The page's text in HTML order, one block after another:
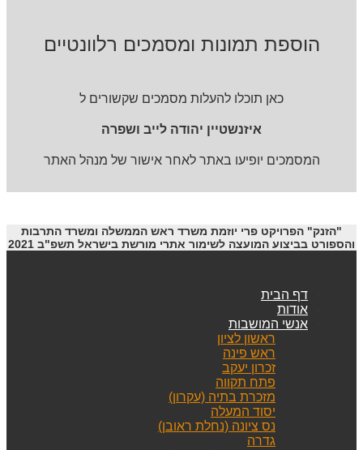
הוספת תמונות ומסמכים רלוונטיים
כאן תוכלו להעלות מסמכים שקשורים ל
איזנשטיין יהודה לייב ושפרה
המסמכים יופיעו באתר לאחר אישור של מנהל האתר
"הזנק" הפרויקט פרי יוזמת משרד ראש הממשלה ומשרד התרבות
והספורט בביצוע המועצה לשימור אתרי מורשת בישראל תשפ"ב 2021
דף הבית
אודות
אנשי המושבות
ראשון לציון
ראש פינה
זכרון יעקב
פתח תקווה
מזכרת בתיה (עקרון)
יסוד המעלה
נס ציונה (נחלת ראובן)
גדרה